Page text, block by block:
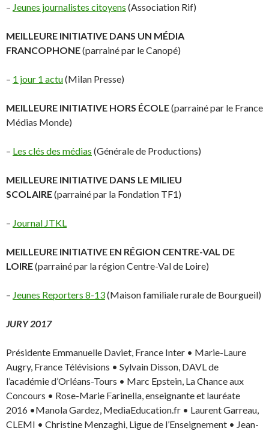
– Jeunes journalistes citoyens (Association Rif)
MEILLEURE INITIATIVE DANS UN MÉDIA
FRANCOPHONE(parrainé par le Canopé)
– 1 jour 1 actu(Milan Presse)
MEILLEURE INITIATIVE HORS ÉCOLE(parrainé par le France
Médias Monde)
– Les clés des médias (Générale de Productions)
MEILLEURE INITIATIVE DANS LE MILIEU
SCOLAIRE(parrainé par la Fondation TF1)
– Journal JTKL
MEILLEURE INITIATIVE EN RÉGION CENTRE-VAL DE
LOIRE(parrainé par la région Centre-Val de Loire)
– Jeunes Reporters 8-13(Maison familiale rurale de Bourgueil)
JURY 2017
Présidente Emmanuelle Daviet, France Inter • Marie-Laure
Augry, France Télévisions • Sylvain Disson, DAVL de
l’académie d’Orléans-Tours • Marc Epstein, La Chance aux
Concours • Rose-Marie Farinella, enseignante et lauréate
2016 •Manola Gardez, MediaEducation.fr • Laurent Garreau,
CLEMI • Christine Menzaghi, Ligue de l’Enseignement • Jean-